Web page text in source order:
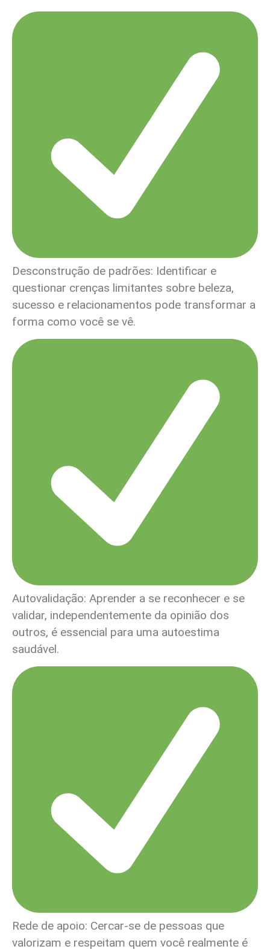
Desconstrução de padrões: Identificar e
questionar crenças limitantes sobre beleza,
sucesso e relacionamentos pode transformar a
forma como você se vê.
Autovalidação: Aprender a se reconhecer e se
validar, independentemente da opinião dos
outros, é essencial para uma autoestima
saudável.
Rede de apoio: Cercar-se de pessoas que
valorizam e respeitam quem você realmente é